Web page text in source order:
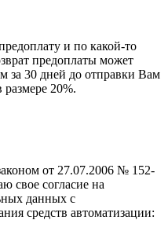
и по какой-то
предоплаты может
за 30 дней до отправки Вам
20%.
от 27.07.2006 № 152-
свое согласие на
данных с
средств автоматизации: